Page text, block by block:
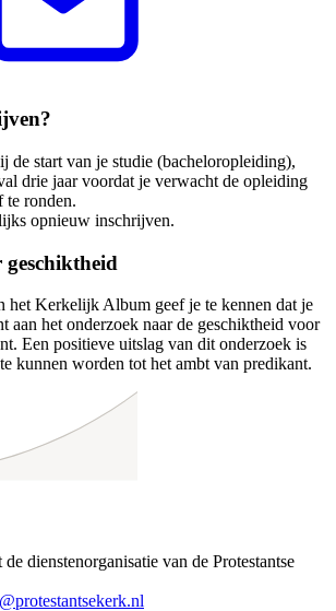
de start van je studie (bacheloropleiding),
drie jaar voordat je verwacht de opleiding
te ronden.
opnieuw inschrijven.
het Kerkelijk Album geef je te kennen dat je
aan het onderzoek naar de geschiktheid voor
Een positieve uitslag van dit onderzoek is
kunnen worden tot het ambt van predikant.
dienstenorganisatie van de Protestantse